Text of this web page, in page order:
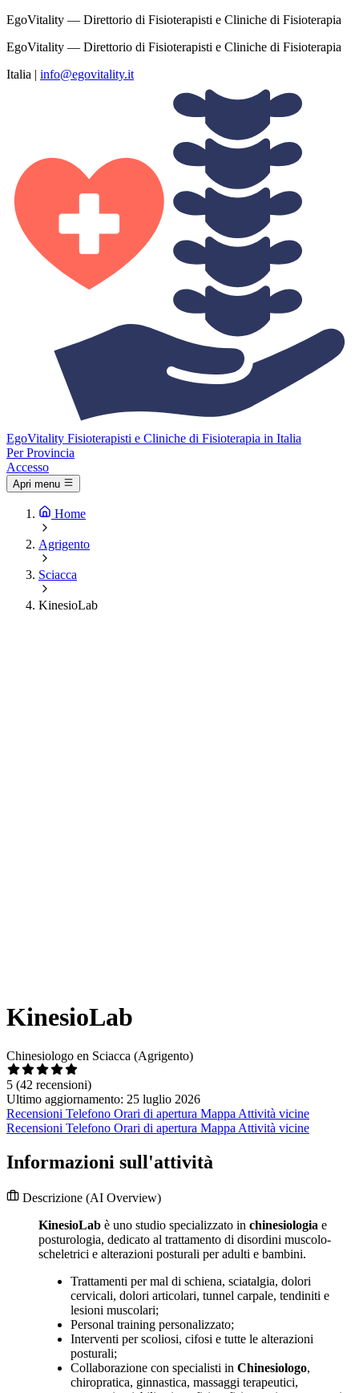
EgoVitality — Direttorio di Fisioterapisti e Cliniche di Fisioterapia
EgoVitality — Direttorio di Fisioterapisti e Cliniche di Fisioterapia
Italia | info@egovitality.it
EgoVitality Fisioterapisti e Cliniche di Fisioterapia in Italia
Per Provincia
Accesso
Apri menu
Home
Agrigento
Sciacca
KinesioLab
KinesioLab
Chinesiologo en Sciacca (Agrigento)
5 (42 recensioni)
Ultimo aggiornamento: 25 luglio 2026
Recensioni Telefono Orari di apertura Mappa Attività vicine
Recensioni Telefono Orari di apertura Mappa Attività vicine
Informazioni sull'attività
Descrizione (AI Overview)
KinesioLab è uno studio specializzato in chinesiologia e
posturologia, dedicato al trattamento di disordini muscolo-
scheletrici e alterazioni posturali per adulti e bambini.
Trattamenti per mal di schiena, sciatalgia, dolori
cervicali, dolori articolari, tunnel carpale, tendiniti e
lesioni muscolari;
Personal training personalizzato;
Interventi per scoliosi, cifosi e tutte le alterazioni
posturali;
Collaborazione con specialisti in Chinesiologo,
chiropratica, ginnastica, massaggi terapeutici,